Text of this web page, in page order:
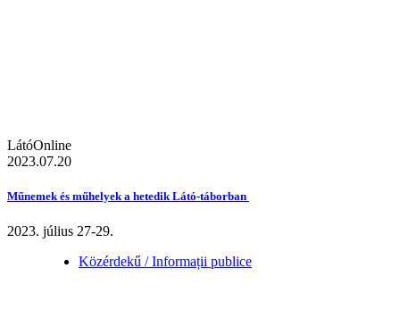
LátóOnline
2023.07.20
Műnemek és műhelyek a hetedik Látó-táborban
2023. július 27-29.
Közérdekű / Informații publice